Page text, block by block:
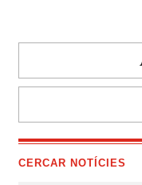
CERCAR NOTÍCIES